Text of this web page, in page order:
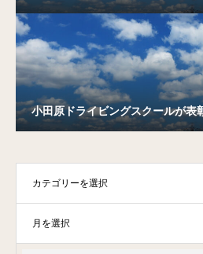
小田原ドライビングスクールが表